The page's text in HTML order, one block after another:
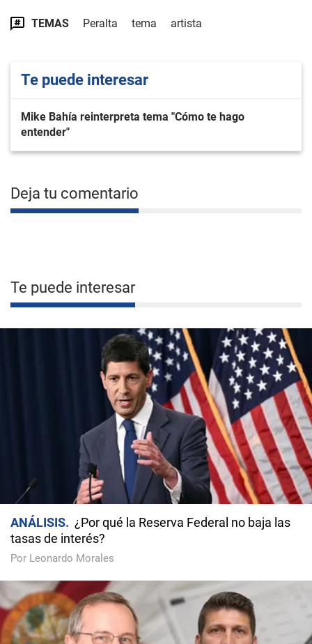
TEMAS Peralta tema artista
Te puede interesar
Mike Bahía reinterpreta tema "Cómo te hago
entender"
Deja tu comentario
Te puede interesar
ANÁLISIS
¿Por qué la Reserva Federal no baja las
tasas de interés?
Por Leonardo Morales